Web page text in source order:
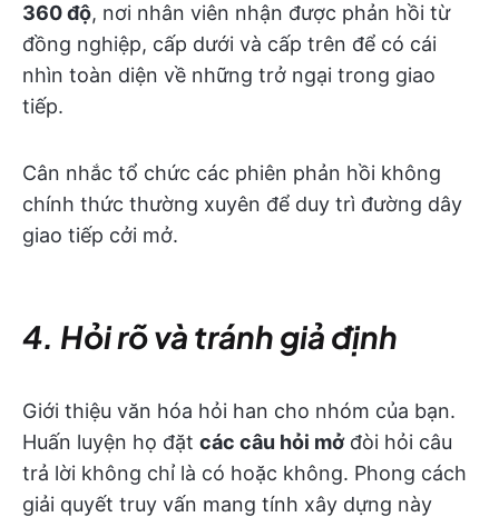
360 độ, nơi nhân viên nhận được phản hồi từ
đồng nghiệp, cấp dưới và cấp trên để có cái
nhìn toàn diện về những trở ngại trong giao
tiếp.
Cân nhắc tổ chức các phiên phản hồi không
chính thức thường xuyên để duy trì đường dây
giao tiếp cởi mở.
4. Hỏi rõ và tránh giả định
Giới thiệu văn hóa hỏi han cho nhóm của bạn.
Huấn luyện họ đặt các câu hỏi mởđòi hỏi câu
trả lời không chỉ là có hoặc không. Phong cách
giải quyết truy vấn mang tính xây dựng này